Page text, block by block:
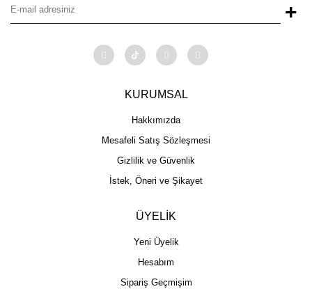
+
KURUMSAL
Hakkımızda
Mesafeli Satış Sözleşmesi
Gizlilik ve Güvenlik
İstek, Öneri ve Şikayet
ÜYELİK
Yeni Üyelik
Hesabım
Sipariş Geçmişim